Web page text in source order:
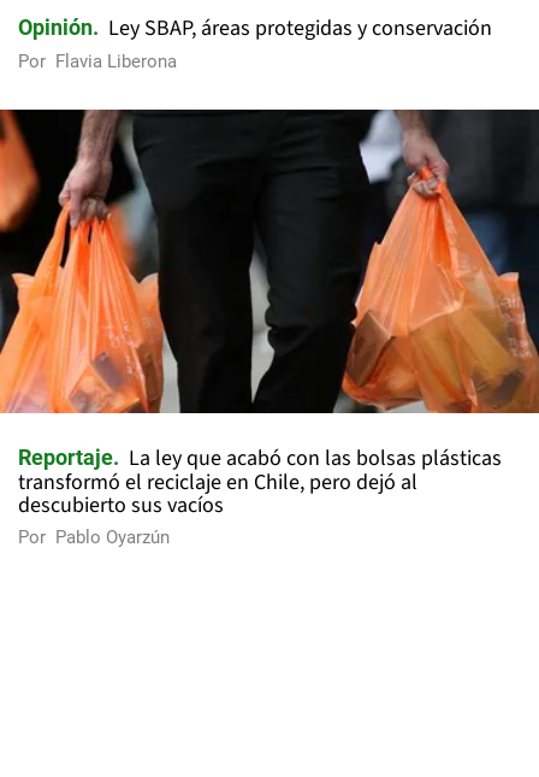
Opinión Ley SBAP, áreas protegidas y conservación
Por Flavia Liberona
Reportaje
La ley que acabó con las bolsas plásticas
transformó el reciclaje en Chile, pero dejó al
descubierto sus vacíos
Por Pablo Oyarzún